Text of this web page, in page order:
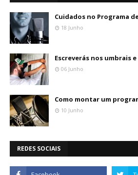
Cuidados no Programa
18 Junho
Escreverás nos umbrais
06 Junho
Como montar um
10 Junho
REDES SOCIAIS